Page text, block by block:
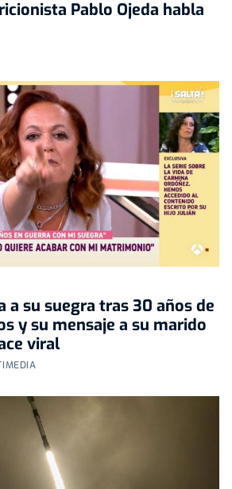
Pablo Ojeda habla
a su suegra tras 30 años de
y su mensaje a su marido
viral